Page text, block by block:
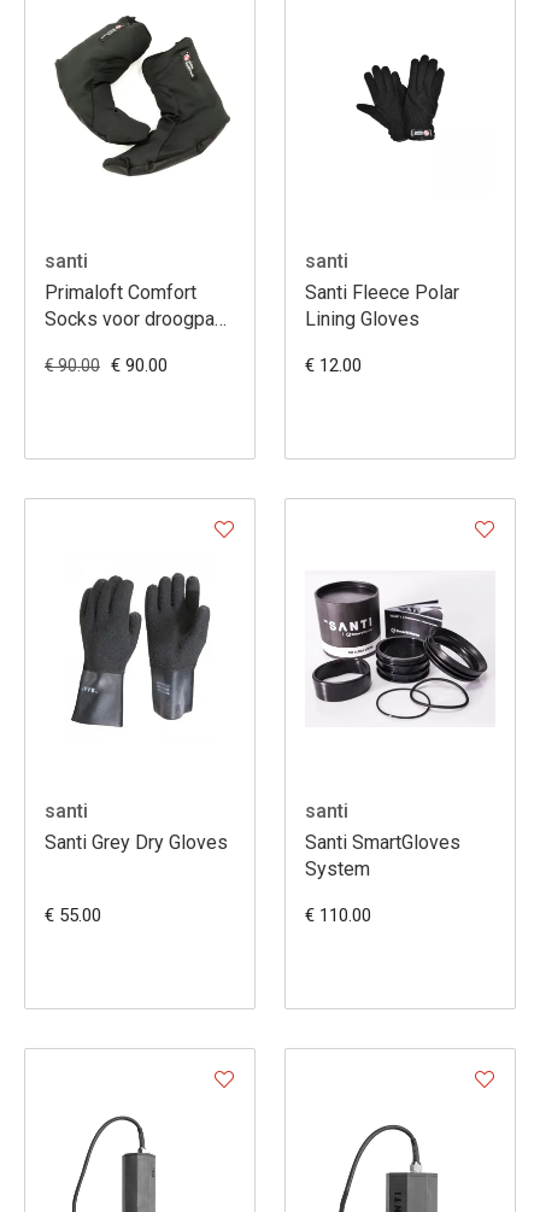
santi
Primaloft Comfort
Socks voor droogpak
flexibele duiksokken
€ 90.00 € 90.00
santi
Santi Fleece Polar
Lining Gloves
€ 12.00
santi
Santi Grey Dry Gloves
€ 55.00
santi
Santi SmartGloves
System
€ 110.00